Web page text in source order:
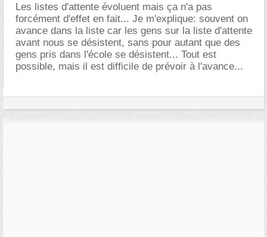
Les listes d'attente évoluent mais ça n'a pas
forcément d'effet en fait... Je m'explique: souvent on
avance dans la liste car les gens sur la liste d'attente
avant nous se désistent, sans pour autant que des
gens pris dans l'école se désistent... Tout est
possible, mais il est difficile de prévoir à l'avance...